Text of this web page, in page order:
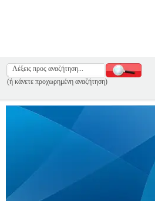
(ή κάνετε προχωρημένη αναζήτηση)